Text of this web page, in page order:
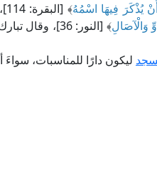
يُذْكَرَ فِيهَا اسْمُهُ﴾ [البقرة: 114]، وقال عز وجل: ﴿
وَالْآصَالِ﴾ [النور: 36]، وقال تبارك وتقدس: ﴿
ليكون دارًا للمناسبات،